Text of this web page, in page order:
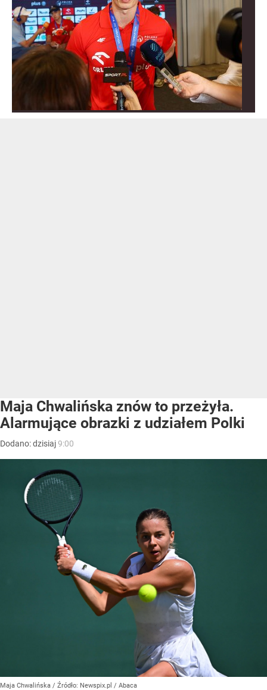
Maja Chwalińska znów to przeżyła.
Alarmujące obrazki z udziałem Polki
Dodano:dzisiaj9:00
Maja Chwalińska / Źródło: Newspix.pl / Abaca